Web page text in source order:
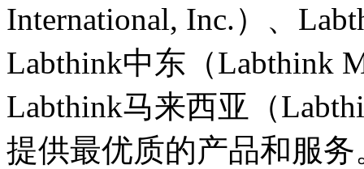
International, Inc.）、
Labthink中东（Labthink
Labthink马来西亚（
提供最优质的产品和服务